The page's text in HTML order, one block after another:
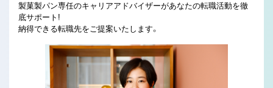
製菓製パン専任のキャリアアドバイザーがあなたの転職活動を徹
底サポート!
納得できる転職先をご提案いたします。